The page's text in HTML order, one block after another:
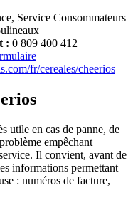
Service Consommateurs
: 0 809 400 412
fr/cereales/cheerios
utile en cas de panne, de
empêchant
Il convient, avant de
informations permettant
: numéros de facture,